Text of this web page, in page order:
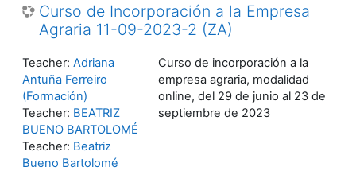
Curso de Incorporación a la Empresa
Agraria 11-09-2023-2 (ZA)
Curso de incorporación a la
empresa agraria, modalidad
online, del 29 de junio al 23 de
septiembre de 2023
Teacher: Adriana
Antuña Ferreiro
(Formación)
Teacher: BEATRIZ
BUENO BARTOLOMÉ
Teacher: Beatriz
Bueno Bartolomé